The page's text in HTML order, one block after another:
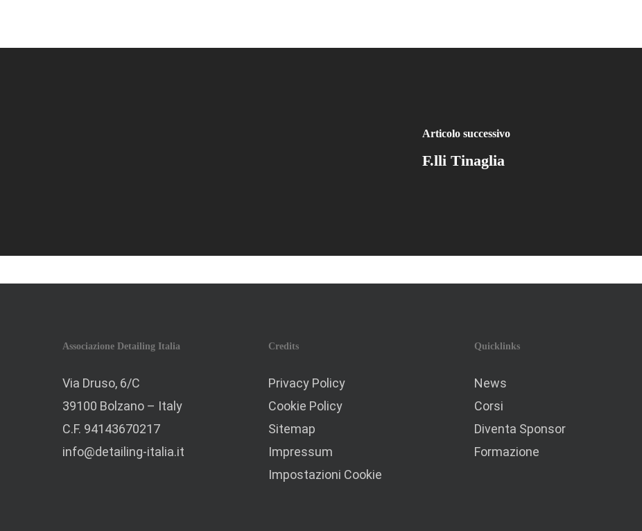
Articolo successivo
F.lli Tinaglia
Associazione Detailing Italia
Via Druso, 6/C
39100 Bolzano – Italy
C.F. 94143670217
info@detailing-italia.it
Credits
Privacy Policy
Cookie Policy
Sitemap
Impressum
Impostazioni Cookie
Quicklinks
News
Corsi
Diventa Sponsor
Formazione